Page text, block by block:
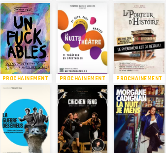
PROCHAINEMENT PROCHAINEMENT PROCHAINEMENT